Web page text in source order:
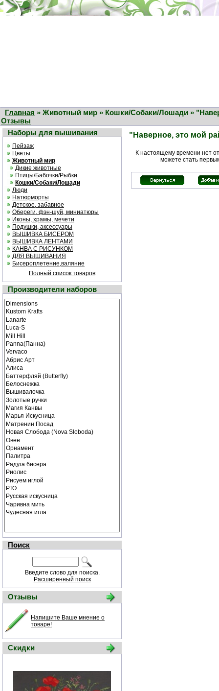
Главная » Животный мир » Кошки/Собаки/Лошади »
Отзывы
Наборы для вышивания
Пейзаж
Цветы
Животный мир
Дикие животные
Птицы/Бабочки/Рыбки
Кошки/Собаки/Лошади
Люди
Натюрморты
Детское, забавное
Обереги, фэн-шуй, миниатюры
Иконы, храмы, мечети
Подушки, аксессуары
ВЫШИВКА БИСЕРОМ
ВЫШИВКА ЛЕНТАМИ
КАНВА С РИСУНКОМ
ДЛЯ ВЫШИВАНИЯ
Бисероплетение,валяние
Полный список товаров
Производители наборов
Поиск
Введите слово для поиска.
Расширенный поиск
Отзывы
Напишите Ваше мнение о
товаре!
Скидки
"Наверное, это мой
К настоящему времени нет
можете стать